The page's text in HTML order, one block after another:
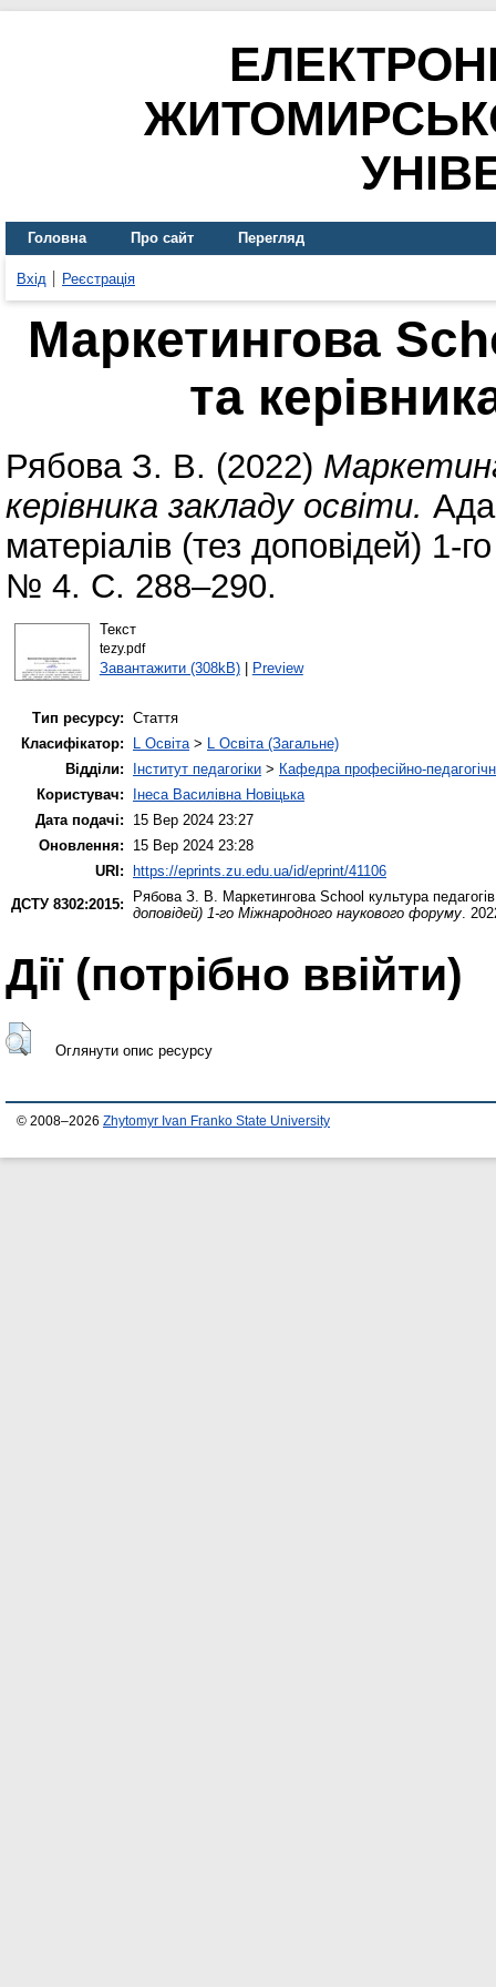
Головна Про сайт Перегляд
Вхід Реєстрація
Маркетингова
та
Рябова З. В. (2022)
керівника закладу освіти.
матеріалів (тез доповідей) 1-
№ 4. С. 288–290.
Текст
tezy.pdf
Завантажити (308kB)| Preview
Тип ресурсу: Стаття
Класифікатор:
L Освіта> L Освіта (Загальне)
Відділи:
Інститут педагогіки > Кафедра професійно-
Користувач:
Інеса Василівна Новіцька
Дата подачі:
15 Вер 2024 23:27
Оновлення:
15 Вер 2024 23:28
URI:
https://eprints.zu.edu.ua/id/eprint/41106
ДСТУ 8302:2015:
Рябова З. В. Маркетингова School культура
доповідей) 1-го Міжнародного наукового форуму.
Дії ​​(потрібно ввійти)
Оглянути опис ресурсу
© 2008–2026 Zhytomyr Ivan Franko State University